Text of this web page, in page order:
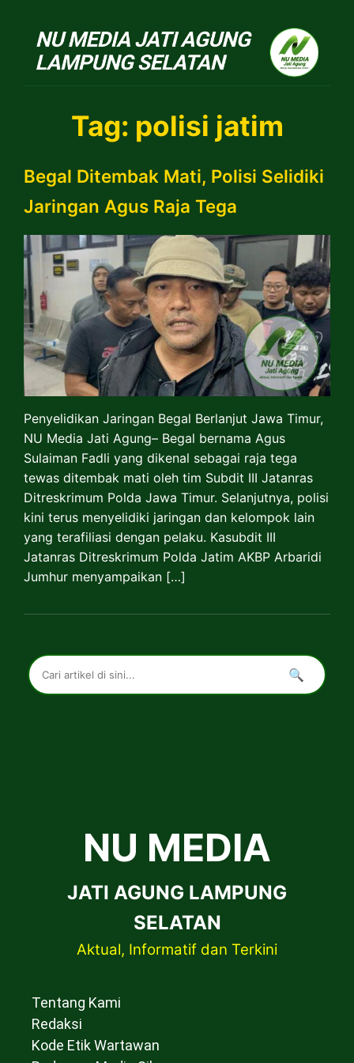
NU
Tag: polisi jatim
Begal Ditembak Mati, Polisi Selidiki
Jaringan Agus Raja Tega
Penyelidikan Jaringan Begal Berlanjut Jawa Timur,
NU Media Jati Agung– Begal bernama Agus
Sulaiman Fadli yang dikenal sebagai raja tega
tewas ditembak mati oleh tim Subdit III Jatanras
Ditreskrimum Polda Jawa Timur. Selanjutnya, polisi
kini terus menyelidiki jaringan dan kelompok lain
yang terafiliasi dengan pelaku. Kasubdit III
Jatanras Ditreskrimum Polda Jatim AKBP Arbaridi
Jumhur menyampaikan […]
🔍
NU MEDIA
JATI AGUNG LAMPUNG
SELATAN
Aktual, Informatif dan Terkini
Tentang Kami
Redaksi
Kode Etik Wartawan